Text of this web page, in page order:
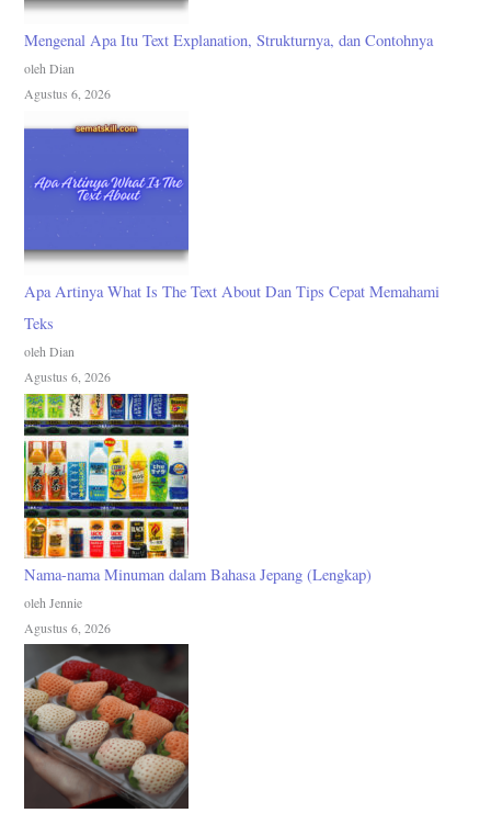
Mengenal Apa Itu Text Explanation, Strukturnya, dan Contohnya
oleh Dian
Agustus 6, 2026
Apa Artinya What Is The Text About Dan Tips Cepat Memahami
Teks
oleh Dian
Agustus 6, 2026
Nama-nama Minuman dalam Bahasa Jepang (Lengkap)
oleh Jennie
Agustus 6, 2026